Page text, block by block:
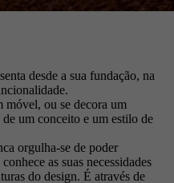
desde a sua fundação, na
móvel, ou se decora um
um conceito e um estilo de
orgulha-se de poder
as suas necessidades
do design. É através de